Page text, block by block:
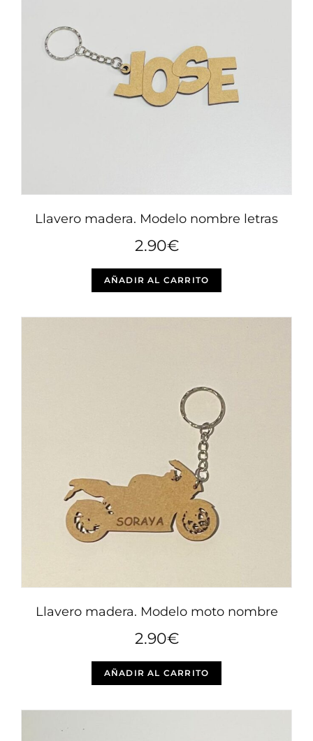
Llavero madera. Modelo nombre letras
2.90€
AÑADIR AL CARRITO
Llavero madera. Modelo moto nombre
2.90€
AÑADIR AL CARRITO